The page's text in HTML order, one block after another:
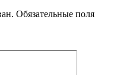
Обязательные поля